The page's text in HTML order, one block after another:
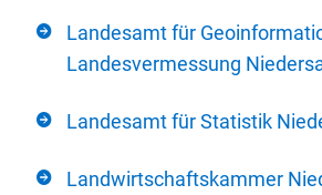
Landesamt für
Landesvermessung
Landesamt für Statistik
Landwirtschaftskammer